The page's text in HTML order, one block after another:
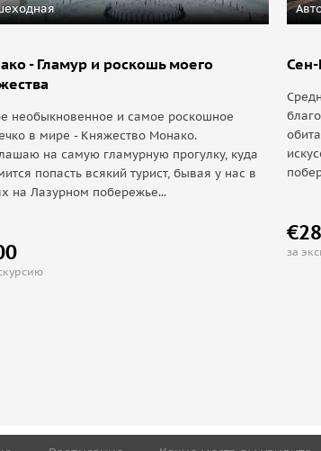
- Гламур и роскошь моего
необыкновенное и самое роскошное
в мире - Княжество Монако.
на самую гламурную прогулку, куда
попасть всякий турист, бывая у нас в
на Лазурном побережье...
за